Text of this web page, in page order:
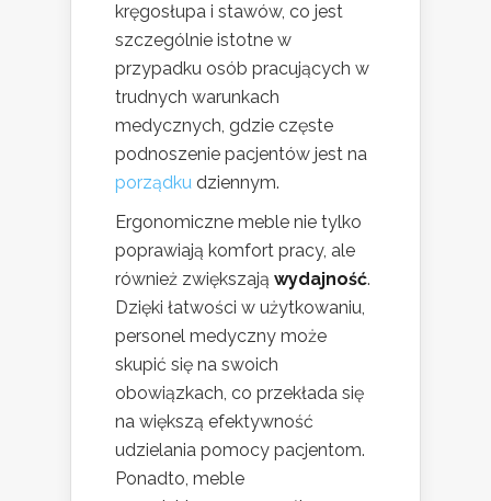
kręgosłupa i stawów, co jest
szczególnie istotne w
przypadku osób pracujących w
trudnych warunkach
medycznych, gdzie częste
podnoszenie pacjentów jest na
porządku dziennym.
Ergonomiczne meble nie tylko
poprawiają komfort pracy, ale
również zwiększają wydajność.
Dzięki łatwości w użytkowaniu,
personel medyczny może
skupić się na swoich
obowiązkach, co przekłada się
na większą efektywność
udzielania pomocy pacjentom.
Ponadto, meble